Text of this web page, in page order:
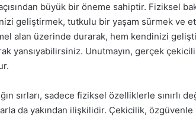
büyük bir öneme sahiptir. Fiziksel
geliştirmek, tutkulu bir yaşam sürmek ve
alan üzerinde durarak, hem kendinizi
yansıyabilirsiniz. Unutmayın, gerçek
sırları, sadece fiziksel özelliklerle sınırlı
da yakından ilişkilidir. Çekicilik,